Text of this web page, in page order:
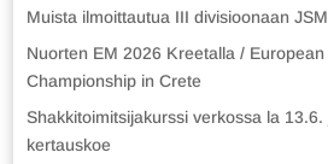
Muista ilmoittautua III divisioonaan
Nuorten EM 2026 Kreetalla / European
Championship in Crete
Shakkitoimitsijakurssi verkossa la
kertauskoe